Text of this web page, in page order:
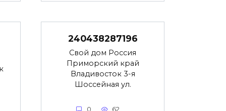
240438287196
Свой дом Россия
Приморский край
Владивосток 3-я
Шоссейная ул.
0 62